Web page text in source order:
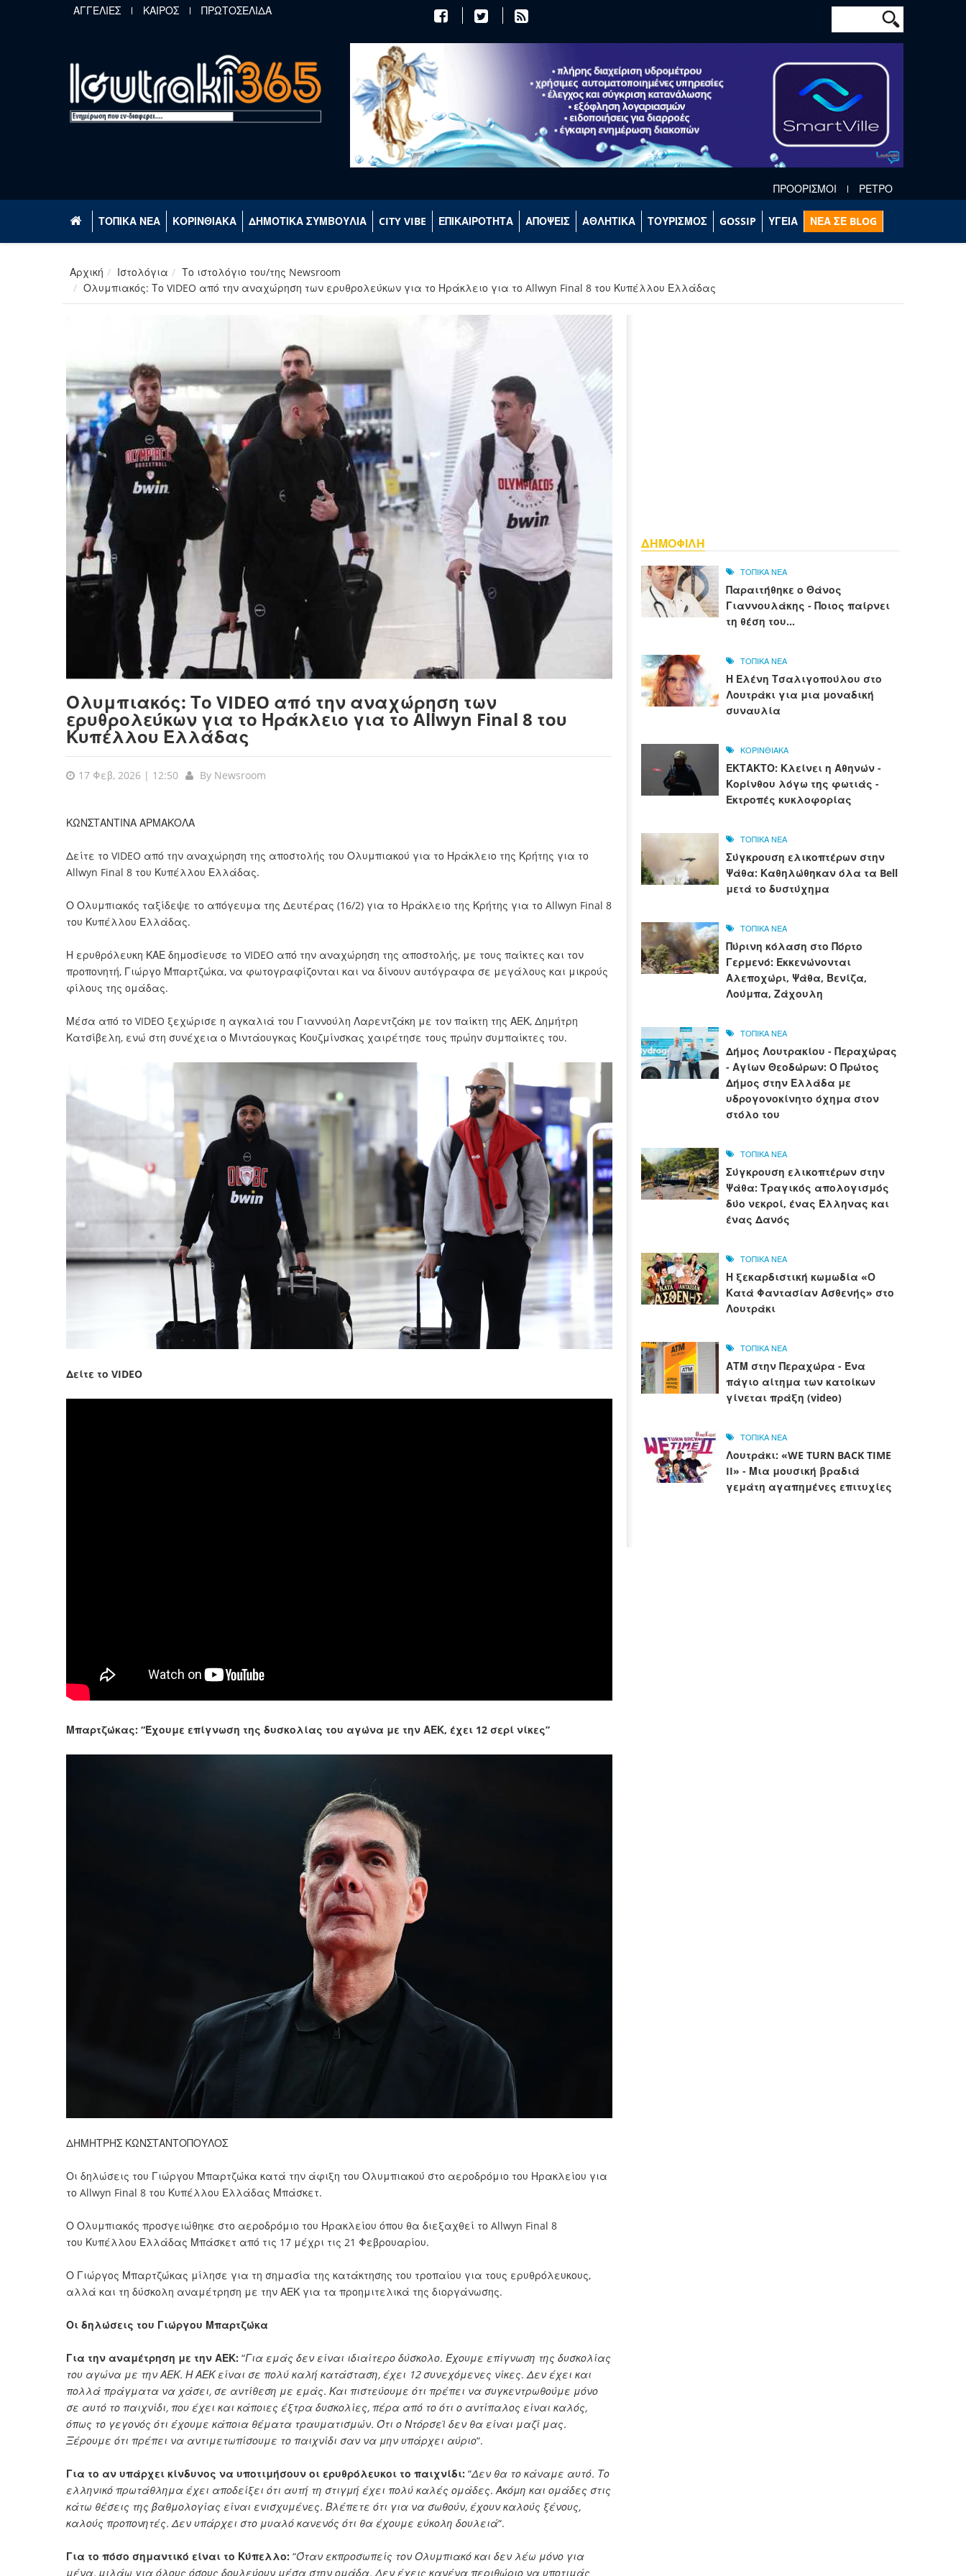
Παράκαμψη προς το κυρίως περιεχόμενο
ΑΓΓΕΛΙΕΣ ΚΑΙΡΟΣ ΠΡΩΤΟΣΕΛΙΔΑ Φόρμα
Αναζήτηση
ΠΡΟΟΡΙΣΜΟΙ ΡΕΤΡΟ
ΤΟΠΙΚΑ ΝΕΑ ΚΟΡΙΝΘΙΑΚΑ ΔΗΜΟΤΙΚΑ ΣΥΜΒΟΥΛΙΑ CITY VIBE ΕΠΙΚΑΙΡΟΤΗΤΑ ΑΠΟΨΕΙΣ ΑΘΛΗΤΙΚΑ ΤΟΥΡΙΣΜΟΣ GOSSIP ΥΓΕΙΑ ΝΕΑ ΣΕ BLOG
Αρχική Ιστολόγια
Το ιστολόγιο του/της Newsroom
Ολυμπιακός: Το VIDEO από την αναχώρηση των ερυθρολεύκων για το Ηράκλειο για το Allwyn Final 8 του Κυπέλλου Ελλάδας
Ολυμπιακός: Το VIDEO από την αναχώρηση των
ερυθρολεύκων για το Ηράκλειο για το Allwyn Final 8 του
Κυπέλλου Ελλάδας
17 Φεβ, 2026 | 12:50 By Newsroom
ΚΩΝΣΤΑΝΤΙΝΑ ΑΡΜΑΚΟΛΑ
Δείτε το VIDEO από την αναχώρηση της αποστολής του Ολυμπιακού για το Ηράκλειο της Κρήτης για το
Allwyn Final 8 του Κυπέλλου Ελλάδας.
Ο Ολυμπιακός ταξίδεψε το απόγευμα της Δευτέρας (16/2) για το Ηράκλειο της Κρήτης για το Allwyn Final 8
του Κυπέλλου Ελλάδας.
Η ερυθρόλευκη ΚΑΕ δημοσίευσε το VIDEO από την αναχώρηση της αποστολής, με τους παίκτες και τον
προπονητή, Γιώργο Μπαρτζώκα, να φωτογραφίζονται και να δίνουν αυτόγραφα σε μεγάλους και μικρούς
φίλους της ομάδας.
Μέσα από το VIDEO ξεχώρισε η αγκαλιά του Γιαννούλη Λαρεντζάκη με τον παίκτη της ΑΕΚ, Δημήτρη
Κατσίβελη, ενώ στη συνέχεια ο Μιντάουγκας Κουζμίνσκας χαιρέτησε τους πρώην συμπαίκτες του.
Δείτε το VIDEO
Μπαρτζώκας: “Έχουμε επίγνωση της δυσκολίας του αγώνα με την ΑΕΚ, έχει 12 σερί νίκες”
ΔΗΜΗΤΡΗΣ ΚΩΝΣΤΑΝΤΟΠΟΥΛΟΣ
Οι δηλώσεις του Γιώργου Μπαρτζώκα κατά την άφιξη του Ολυμπιακού στο αεροδρόμιο του Ηρακλείου για
το Allwyn Final 8 του Κυπέλλου Ελλάδας Μπάσκετ.
Ο Ολυμπιακός προσγειώθηκε στο αεροδρόμιο του Ηρακλείου όπου θα διεξαχθεί το Allwyn Final 8
του Κυπέλλου Ελλάδας Μπάσκετ από τις 17 μέχρι τις 21 Φεβρουαρίου.
Ο Γιώργος Μπαρτζώκας μίλησε για τη σημασία της κατάκτησης του τροπαίου για τους ερυθρόλευκους,
αλλά και τη δύσκολη αναμέτρηση με την ΑΕΚ για τα προημιτελικά της διοργάνωσης.
Οι δηλώσεις του Γιώργου Μπαρτζώκα
Για την αναμέτρηση με την ΑΕΚ: “Για εμάς δεν είναι ιδιαίτερο δύσκολο. Έχουμε επίγνωση της δυσκολίας
του αγώνα με την ΑΕΚ. Η ΑΕΚ είναι σε πολύ καλή κατάσταση, έχει 12 συνεχόμενες νίκες. Δεν έχει και
πολλά πράγματα να χάσει, σε αντίθεση με εμάς. Και πιστεύουμε ότι πρέπει να συγκεντρωθούμε μόνο
σε αυτό το παιχνίδι, που έχει και κάποιες έξτρα δυσκολίες, πέρα από το ότι ο αντίπαλος είναι καλός,
όπως το γεγονός ότι έχουμε κάποια θέματα τραυματισμών. Ότι ο Ντόρσεϊ δεν θα είναι μαζί μας.
Ξέρουμε ότι πρέπει να αντιμετωπίσουμε το παιχνίδι σαν να μην υπάρχει αύριο“.
Για το αν υπάρχει κίνδυνος να υποτιμήσουν οι ερυθρόλευκοι το παιχνίδι: “Δεν θα το κάναμε αυτό. Το
ελληνικό πρωτάθλημα έχει αποδείξει ότι αυτή τη στιγμή έχει πολύ καλές ομάδες. Ακόμη και ομάδες στις
κάτω θέσεις της βαθμολογίας είναι ενισχυμένες. Βλέπετε ότι για να σωθούν, έχουν καλούς ξένους,
καλούς προπονητές. Δεν υπάρχει στο μυαλό κανενός ότι θα έχουμε εύκολη δουλειά“.
Για το πόσο σημαντικό είναι το Κύπελλο: “Όταν εκπροσωπείς τον Ολυμπιακό και δεν λέω μόνο για
μένα, μιλάω για όλους όσους δουλεύουν μέσα στην ομάδα. Δεν έχεις κανένα περιθώριο να υποτιμάς
ΔΗΜΟΦΙΛΗ
ΤΟΠΙΚΑ ΝΕΑ
Παραιτήθηκε ο Θάνος
Γιαννουλάκης - Ποιος παίρνει
τη θέση του...
ΤΟΠΙΚΑ ΝΕΑ
Η Ελένη Τσαλιγοπούλου στο
Λουτράκι για μια μοναδική
συναυλία
ΚΟΡΙΝΘΙΑΚΑ
ΕΚΤΑΚΤΟ: Κλείνει η Αθηνών -
Κορίνθου λόγω της φωτιάς -
Εκτροπές κυκλοφορίας
ΤΟΠΙΚΑ ΝΕΑ
Σύγκρουση ελικοπτέρων στην
Ψάθα: Καθηλώθηκαν όλα τα Bell
μετά το δυστύχημα
ΤΟΠΙΚΑ ΝΕΑ
Πύρινη κόλαση στο Πόρτο
Γερμενό: Εκκενώνονται
Αλεποχώρι, Ψάθα, Βενίζα,
Λούμπα, Ζάχουλη
ΤΟΠΙΚΑ ΝΕΑ
Δήμος Λουτρακίου - Περαχώρας
- Αγίων Θεοδώρων: Ο Πρώτος
Δήμος στην Ελλάδα με
υδρογονοκίνητο όχημα στον
στόλο του
ΤΟΠΙΚΑ ΝΕΑ
Σύγκρουση ελικοπτέρων στην
Ψάθα: Τραγικός απολογισμός
δύο νεκροί, ένας Έλληνας και
ένας Δανός
ΤΟΠΙΚΑ ΝΕΑ
Η ξεκαρδιστική κωμωδία «Ο
Κατά Φαντασίαν Ασθενής» στο
Λουτράκι
ΤΟΠΙΚΑ ΝΕΑ
ΑΤΜ στην Περαχώρα - Ένα
πάγιο αίτημα των κατοίκων
γίνεται πράξη (video)
ΤΟΠΙΚΑ ΝΕΑ
Λουτράκι: «WE TURN BACK TIME
II» - Μια μουσική βραδιά
γεμάτη αγαπημένες επιτυχίες